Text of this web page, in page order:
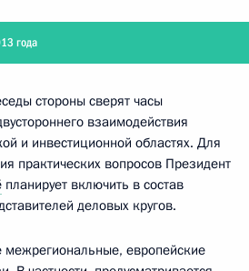
года
стороны сверят часы
взаимодействия
и инвестиционной областях. Для
практических вопросов Президент
планирует включить в состав
деловых кругов.
межрегиональные, европейские